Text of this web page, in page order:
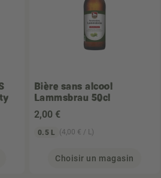
Bière sans alcool
Lammsbrau 50cl
2,00 €
0.5 L (4,00 € / L)
Choisir un magasin